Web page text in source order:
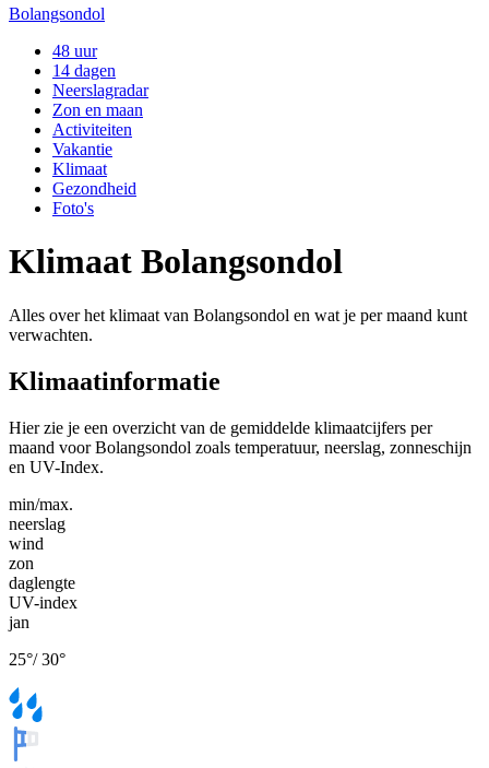
Bolangsondol
48 uur
14 dagen
Neerslagradar
Zon en maan
Activiteiten
Vakantie
Klimaat
Gezondheid
Foto's
Klimaat Bolangsondol
Alles over het klimaat van Bolangsondol en wat je per maand kunt
verwachten.
Klimaatinformatie
Hier zie je een overzicht van de gemiddelde klimaatcijfers per
maand voor Bolangsondol zoals temperatuur, neerslag, zonneschijn
en UV-Index.
min/max.
neerslag
wind
zon
daglengte
UV-index
jan
25°/30°